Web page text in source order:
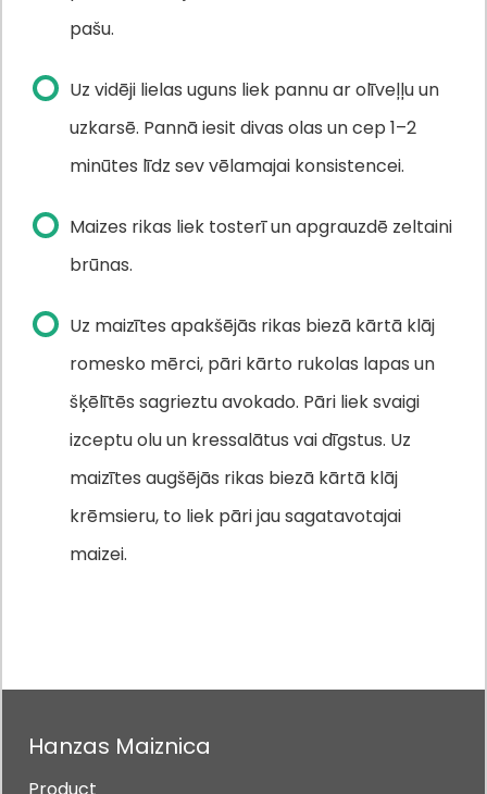
pašu.
Uz vidēji lielas uguns liek pannu ar olīveļļu un
uzkarsē. Pannā iesit divas olas un cep 1–2
minūtes līdz sev vēlamajai konsistencei.
Maizes rikas liek tosterī un apgrauzdē zeltaini
brūnas.
Uz maizītes apakšējās rikas biezā kārtā klāj
romesko mērci, pāri kārto rukolas lapas un
šķēlītēs sagrieztu avokado. Pāri liek svaigi
izceptu olu un kressalātus vai dīgstus. Uz
maizītes augšējās rikas biezā kārtā klāj
krēmsieru, to liek pāri jau sagatavotajai
maizei.
Hanzas Maiznica
Product